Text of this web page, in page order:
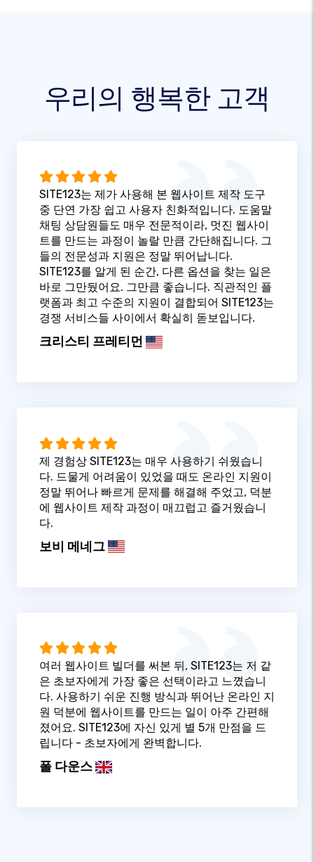
우리의 행복한 고객
SITE123는 제가 사용해 본 웹사이트 제작 도구
중 단연 가장 쉽고 사용자 친화적입니다. 도움말
채팅 상담원들도 매우 전문적이라, 멋진 웹사이
트를 만드는 과정이 놀랄 만큼 간단해집니다. 그
들의 전문성과 지원은 정말 뛰어납니다.
SITE123를 알게 된 순간, 다른 옵션을 찾는 일은
바로 그만뒀어요. 그만큼 좋습니다. 직관적인 플
랫폼과 최고 수준의 지원이 결합되어 SITE123는
경쟁 서비스들 사이에서 확실히 돋보입니다.
크리스티 프레티먼
제 경험상 SITE123는 매우 사용하기 쉬웠습니
다. 드물게 어려움이 있었을 때도 온라인 지원이
정말 뛰어나 빠르게 문제를 해결해 주었고, 덕분
에 웹사이트 제작 과정이 매끄럽고 즐거웠습니
다.
보비 메네그
여러 웹사이트 빌더를 써본 뒤, SITE123는 저 같
은 초보자에게 가장 좋은 선택이라고 느꼈습니
다. 사용하기 쉬운 진행 방식과 뛰어난 온라인 지
원 덕분에 웹사이트를 만드는 일이 아주 간편해
졌어요. SITE123에 자신 있게 별 5개 만점을 드
립니다 - 초보자에게 완벽합니다.
폴 다운스